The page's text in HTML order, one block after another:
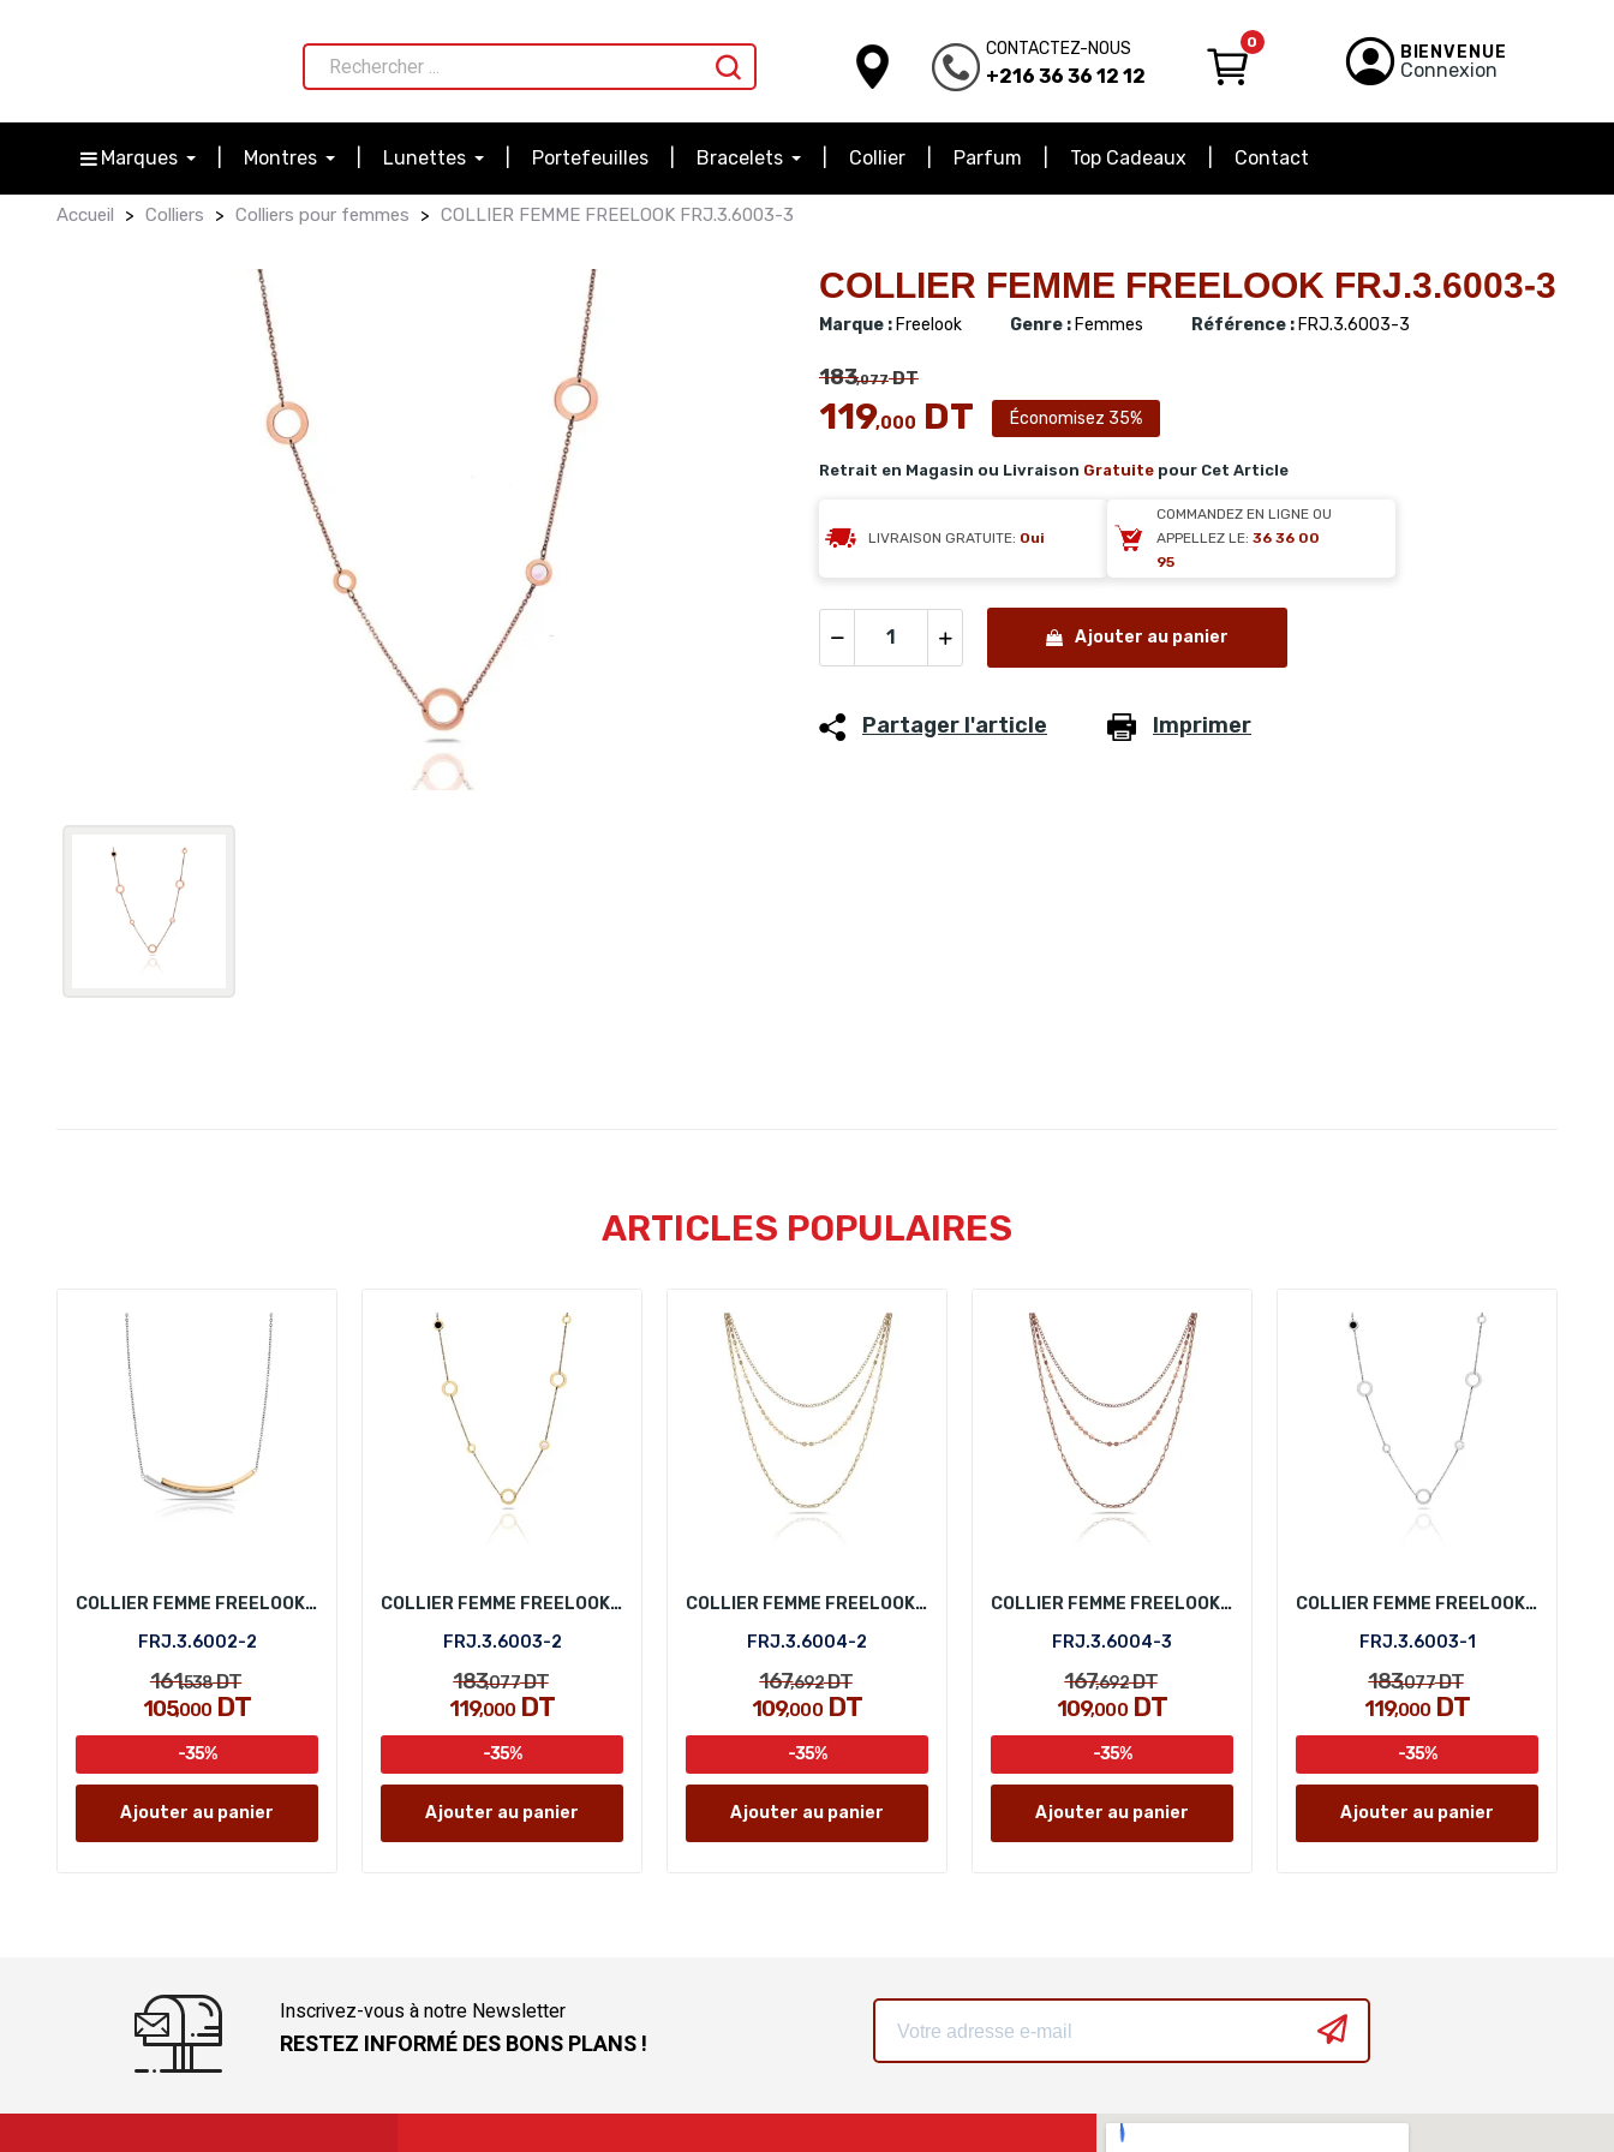
CONTACTEZ-NOUS
+216 36 36 12 12
0 BIENVENUE
Connexion
Marques Montres Lunettes Portefeuilles Bracelets Collier Parfum Top Cadeaux Contact
Accueil Colliers Colliers pour femmes COLLIER FEMME FREELOOK FRJ.3.6003-3
COLLIER FEMME FREELOOK FRJ.3.6003-3
Marque : Freelook Genre : Femmes Référence : FRJ.3.6003-3
183,077DT
119,000 DT Économisez 35%
Retrait en Magasin ou Livraison Gratuite pour Cet Article
LIVRAISON GRATUITE: Oui
COMMANDEZ EN LIGNE OU
APPELLEZ LE: 36 36 00
95
Ajouter au panier
Partager l'article Imprimer
ARTICLES POPULAIRES
COLLIER FEMME FREELOOK FRJ.3.6002-2
FRJ.3.6002-2
161,538DT
105,000 DT
-35%
Ajouter au panier
COLLIER FEMME FREELOOK FRJ.3.6003-2
FRJ.3.6003-2
183,077DT
119,000 DT
-35%
Ajouter au panier
COLLIER FEMME FREELOOK FRJ.3.6004-2
FRJ.3.6004-2
167,692DT
109,000DT
-35%
Ajouter au panier
COLLIER FEMME FREELOOK FRJ.3.6004-3
FRJ.3.6004-3
167,692DT
109,000DT
-35%
Ajouter au panier
COLLIER FEMME FREELOOK FRJ.3.6003-1
FRJ.3.6003-1
183,077DT
119,000 DT
-35%
Ajouter au panier
Inscrivez-vous à notre Newsletter
RESTEZ INFORMÉ DES BONS PLANS !